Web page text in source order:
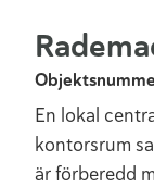
En lokal
kontorsrum
är förberedd